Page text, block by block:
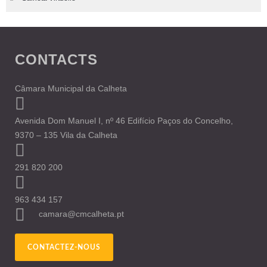
CONTACTS
Câmara Municipal da Calheta
Avenida Dom Manuel I, nº 46 Edifício Paços do Concelho,
9370 – 135 Vila da Calheta
291 820 200
963 434 157
camara@cmcalheta.pt
CONTACTEZ-NOUS